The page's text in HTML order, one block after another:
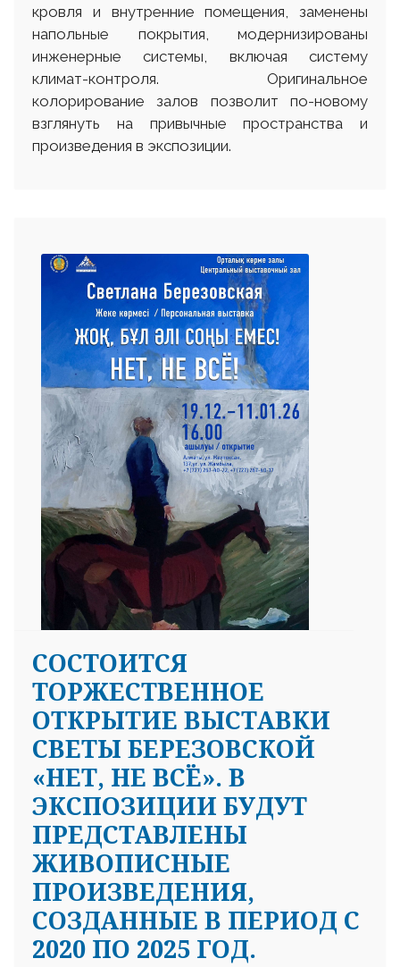
кровля и внутренние помещения, заменены
напольные покрытия, модернизированы
инженерные системы, включая систему
климат-контроля. Оригинальное
колорирование залов позволит по-новому
взглянуть на привычные пространства и
произведения в экспозиции.
СОСТОИТСЯ
ТОРЖЕСТВЕННОЕ
ОТКРЫТИЕ ВЫСТАВКИ
СВЕТЫ БЕРЕЗОВСКОЙ
«НЕТ, НЕ ВСЁ». В
ЭКСПОЗИЦИИ БУДУТ
ПРЕДСТАВЛЕНЫ
ЖИВОПИСНЫЕ
ПРОИЗВЕДЕНИЯ,
СОЗДАННЫЕ В ПЕРИОД С
2020 ПО 2025 ГОД.